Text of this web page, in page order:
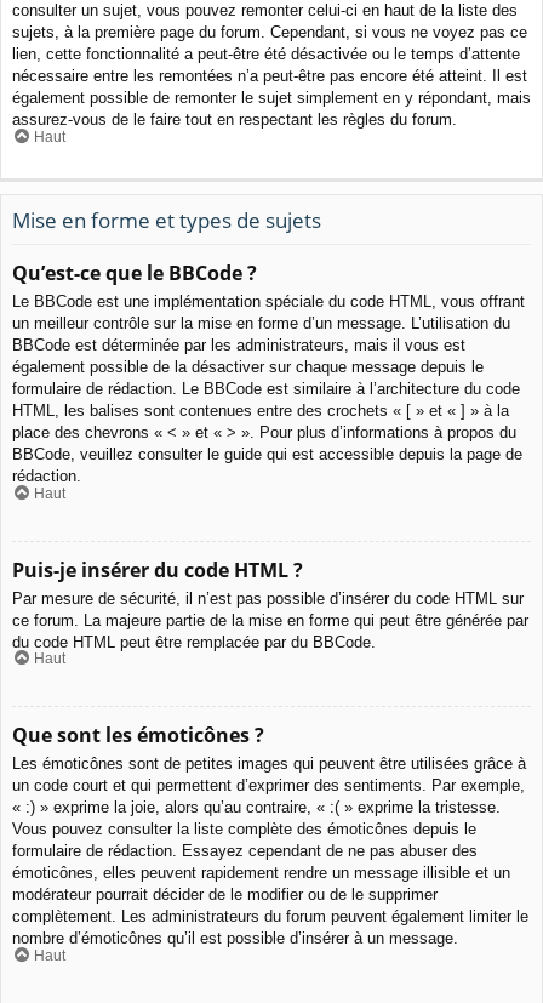
consulter un sujet, vous pouvez remonter celui-ci en haut de la liste des
sujets, à la première page du forum. Cependant, si vous ne voyez pas ce
lien, cette fonctionnalité a peut-être été désactivée ou le temps d’attente
nécessaire entre les remontées n’a peut-être pas encore été atteint. Il est
également possible de remonter le sujet simplement en y répondant, mais
assurez-vous de le faire tout en respectant les règles du forum.
Haut
Mise en forme et types de sujets
Qu’est-ce que le BBCode ?
Le BBCode est une implémentation spéciale du code HTML, vous offrant
un meilleur contrôle sur la mise en forme d’un message. L’utilisation du
BBCode est déterminée par les administrateurs, mais il vous est
également possible de la désactiver sur chaque message depuis le
formulaire de rédaction. Le BBCode est similaire à l’architecture du code
HTML, les balises sont contenues entre des crochets « [ » et « ] » à la
place des chevrons « < » et « > ». Pour plus d’informations à propos du
BBCode, veuillez consulter le guide qui est accessible depuis la page de
rédaction.
Haut
Puis-je insérer du code HTML ?
Par mesure de sécurité, il n’est pas possible d’insérer du code HTML sur
ce forum. La majeure partie de la mise en forme qui peut être générée par
du code HTML peut être remplacée par du BBCode.
Haut
Que sont les émoticônes ?
Les émoticônes sont de petites images qui peuvent être utilisées grâce à
un code court et qui permettent d’exprimer des sentiments. Par exemple,
« :) » exprime la joie, alors qu’au contraire, « :( » exprime la tristesse.
Vous pouvez consulter la liste complète des émoticônes depuis le
formulaire de rédaction. Essayez cependant de ne pas abuser des
émoticônes, elles peuvent rapidement rendre un message illisible et un
modérateur pourrait décider de le modifier ou de le supprimer
complètement. Les administrateurs du forum peuvent également limiter le
nombre d’émoticônes qu’il est possible d’insérer à un message.
Haut